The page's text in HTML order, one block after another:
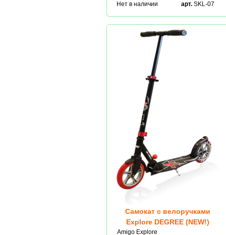
Нет в наличии
арт. SKL-07
Самокат с велоручками
Explore DEGREE (NEW!)
Amigo Explore